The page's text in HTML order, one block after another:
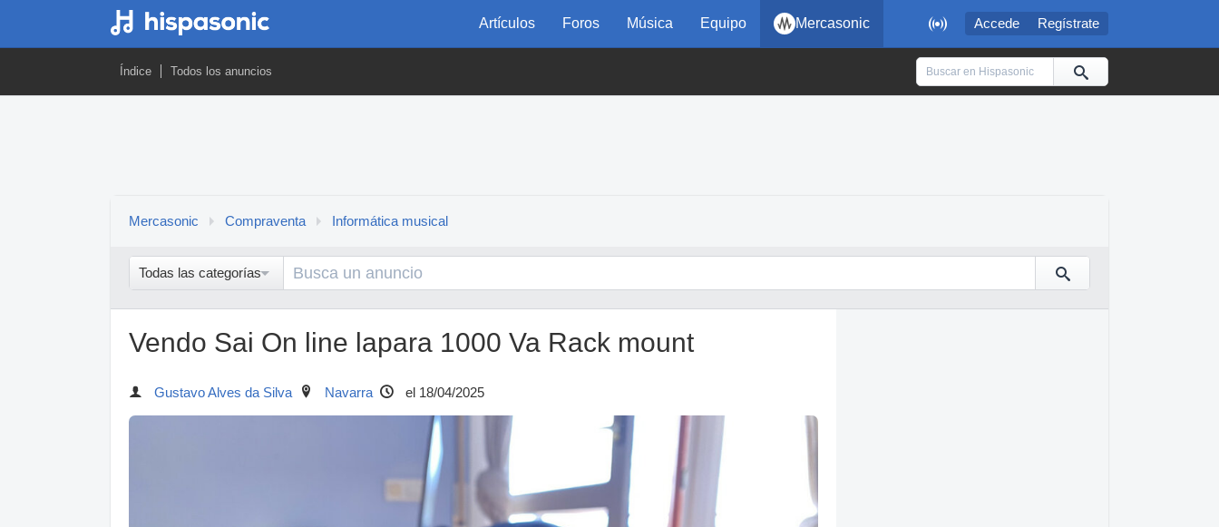
 Accede Regístrate
Artículos Foros Música Equipo Mercasonic
Índice Todos los anuncios
Mercasonic Compraventa Informática musical
Todas las categorías
Vendo Sai On line lapara 1000 Va Rack mount
Gustavo Alves da Silva Navarra el 18/04/2025